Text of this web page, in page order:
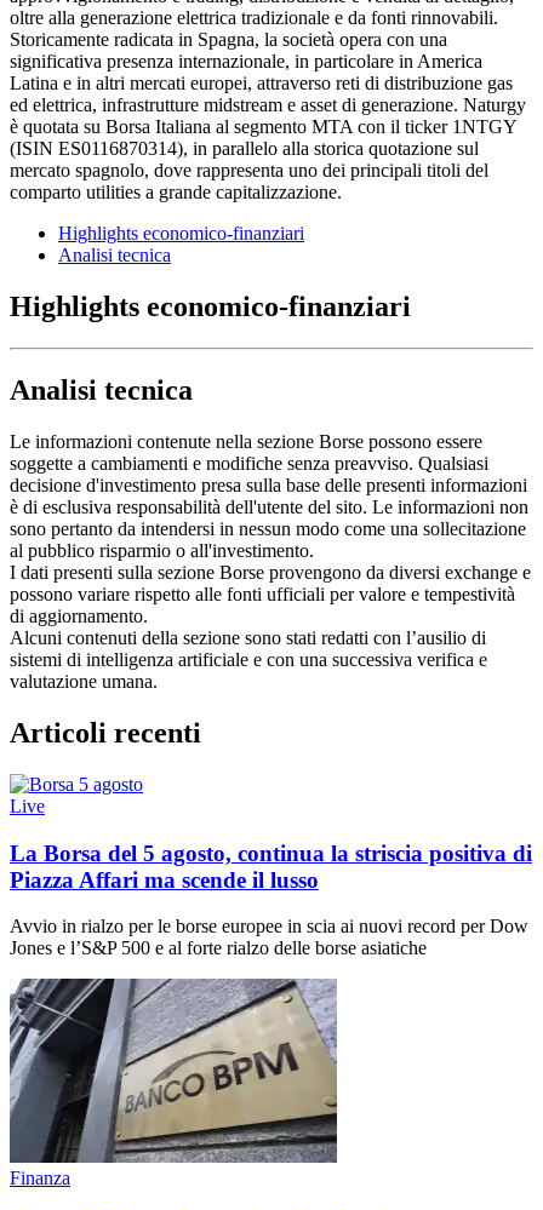
oltre alla generazione elettrica tradizionale e da fonti rinnovabili.
Storicamente radicata in Spagna, la società opera con una
significativa presenza internazionale, in particolare in America
Latina e in altri mercati europei, attraverso reti di distribuzione gas
ed elettrica, infrastrutture midstream e asset di generazione. Naturgy
è quotata su Borsa Italiana al segmento MTA con il ticker 1NTGY
(ISIN ES0116870314), in parallelo alla storica quotazione sul
mercato spagnolo, dove rappresenta uno dei principali titoli del
comparto utilities a grande capitalizzazione.
Highlights economico-finanziari
Analisi tecnica
Highlights economico-finanziari
Analisi tecnica
Le informazioni contenute nella sezione Borse possono essere
soggette a cambiamenti e modifiche senza preavviso. Qualsiasi
decisione d'investimento presa sulla base delle presenti informazioni
è di esclusiva responsabilità dell'utente del sito. Le informazioni non
sono pertanto da intendersi in nessun modo come una sollecitazione
al pubblico risparmio o all'investimento.
I dati presenti sulla sezione Borse provengono da diversi exchange e
possono variare rispetto alle fonti ufficiali per valore e tempestività
di aggiornamento.
Alcuni contenuti della sezione sono stati redatti con l’ausilio di
sistemi di intelligenza artificiale e con una successiva verifica e
valutazione umana.
Articoli recenti
Live
La Borsa del 5 agosto, continua la striscia positiva di
Piazza Affari ma scende il lusso
Avvio in rialzo per le borse europee in scia ai nuovi record per Dow
Jones e l’S&P 500 e al forte rialzo delle borse asiatiche
Finanza